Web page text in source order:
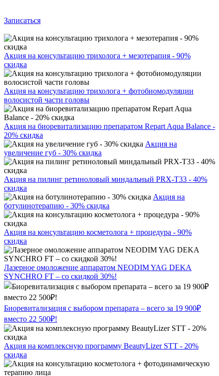
Записаться
Акция на консультацию трихолога + мезотерапия - 90%
скидка
Акция на консультацию трихолога + фотобиомодуляции
волосистой части головы
Акция на биоревитализацию препаратом Repart Aqua Balance -
20% скидка
Акция на
увеличение губ - 30% скидка
Акция на пилинг ретиноловый миндальный PRX-T33 - 40%
скидка
Акция на
ботулинотерапию - 30% скидка
Акция на консультацию косметолога + процедура - 90%
скидка
Лазерное омоложение аппаратом NEODIM YAG DEKA
SYNCHRO FT – со скидкой 30%!
Биоревитализация с выбором препарата – всего за 19 900₽
вместо 22 500₽!
Акция на комплексную программу BeautyLizer STT - 20%
скидка